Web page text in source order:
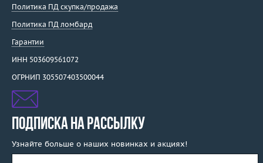
Политика ПД скупка/продажа
Политика ПД ломбард
Гарантии
ИНН 503609561072
ОГРНИП 305507403500044
ПОДПИСКА НА РАССЫЛКУ
Узнайте больше о наших новинках и акциях!